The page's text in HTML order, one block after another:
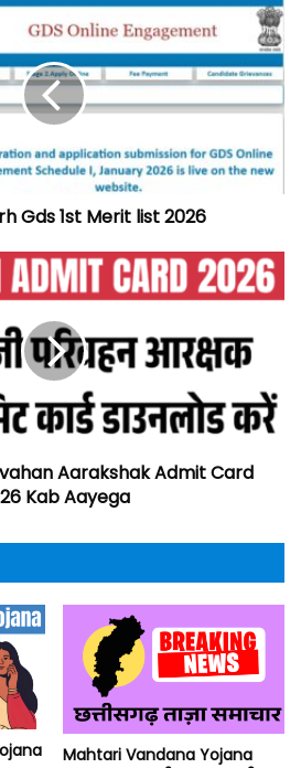
Gds 1st Merit list 2026
Aarakshak Admit Card
Kab Aayega
Mahtari Vandana Yojana